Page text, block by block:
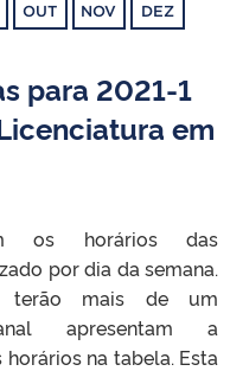
OUT NOV DEZ
para 2021-1
em
os horários das
por dia da semana.
terão mais de um
apresentam a
na tabela. Esta